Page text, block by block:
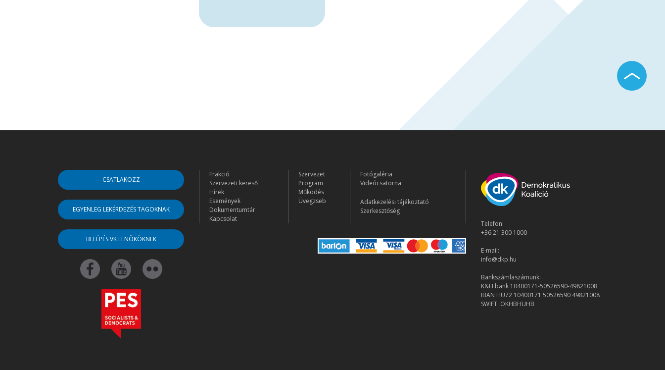
CSATLAKOZZ
EGYENLEG LEKÉRDEZÉS TAGOKNAK
BELÉPÉS VK ELNÖKÖKNEK
Frakció
Szervezeti kereső
Hírek
Események
Dokumentumtár
Kapcsolat
Szervezet
Program
Működés
Üvegzseb
Fotógaléria
Videócsatorna
Adatkezelési tájékoztató
Szerkesztőség
Telefon:
+36 21 300 1000
E-mail:
info@dkp.hu
Bankszámlaszámunk:
K&H bank 10400171-50526590-49821008
IBAN HU72 10400171 50526590 49821008
SWIFT: OKHBHUHB